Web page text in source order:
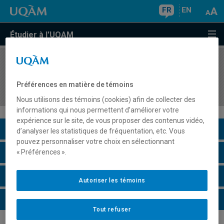
FR EN
Étudier à l'UQAM
COURS//
dirigées
Description du cours
Horaire - Été 2026
Horaire - Automne 2026
Horaire - Hiver 2027
Préférences en matière de témoins
Nous utilisons des témoins (cookies) afin de collecter des
informations qui nous permettent d’améliorer votre
expérience sur le site, de vous proposer des contenus vidéo,
d’analyser les statistiques de fréquentation, etc. Vous
pouvez personnaliser votre choix en sélectionnant
« Préférences ».
Tout refuser
Autoriser les témoins